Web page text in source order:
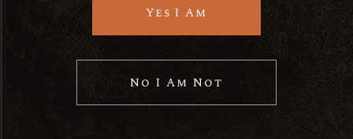
Yes I Am
No I Am Not
wine taste
wine acidity